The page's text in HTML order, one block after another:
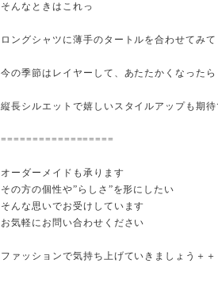
そんなときはこれっ
ロングシャツに薄手のタートルを合わせてみて
今の季節はレイヤーして、あたたかくなった
縦長シルエットで嬉しいスタイルアップも期待
==================
オーダーメイドも承ります
その方の個性や”らしさ”を形にしたい
そんな思いでお受けしています
お気軽にお問い合わせください
ファッションで気持ち上げていきましょう＋＋